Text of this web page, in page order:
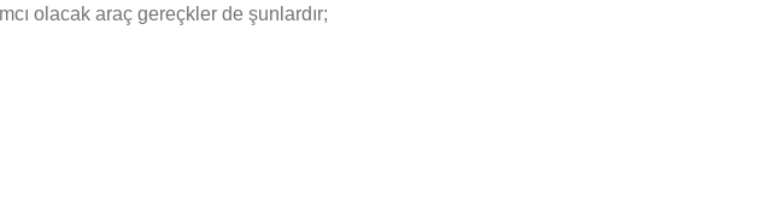
olacak araç gereçkler de şunlardır;